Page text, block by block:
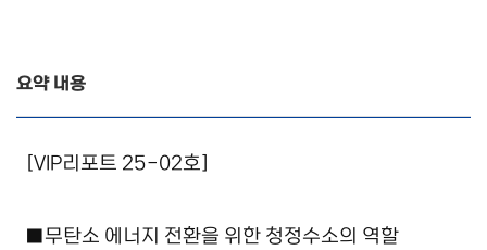
요약 내용
[VIP리포트 25-02호]
■무탄소 에너지 전환을 위한 청정수소의 역할